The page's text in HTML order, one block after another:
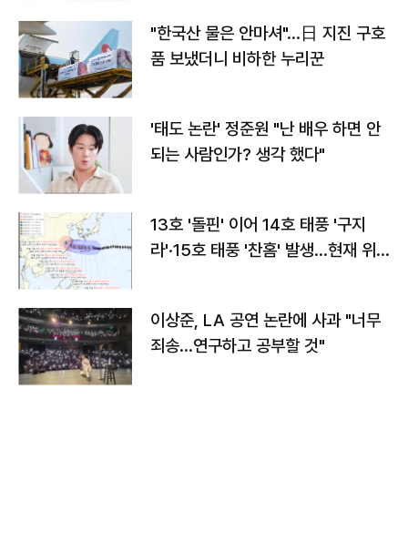
"한국산 물은 안마셔"…日 지진 구호
품 보냈더니 비하한 누리꾼
'태도 논란' 정준원 "난 배우 하면 안
되는 사람인가? 생각 했다"
13호 '돌핀' 이어 14호 태풍 '구지
라'·15호 태풍 '찬홈' 발생…현재 위
이상준, LA 공연 논란에 사과 "너무
죄송…연구하고 공부할 것"